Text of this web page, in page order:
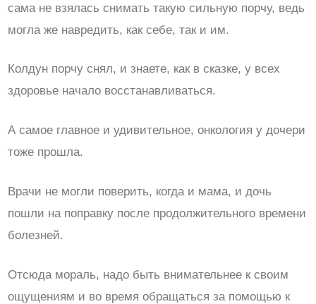
сама не взялась снимать такую сильную порчу, ведь
могла же навредить, как себе, так и им.
Колдун порчу снял, и знаете, как в сказке, у всех
здоровье начало восстанавливаться.
А самое главное и удивительное, онкология у дочери
тоже прошла.
Врачи не могли поверить, когда и мама, и дочь
пошли на поправку после продолжительного времени
болезней.
Отсюда мораль, надо быть внимательнее к своим
ощущениям и во время обращаться за помощью к